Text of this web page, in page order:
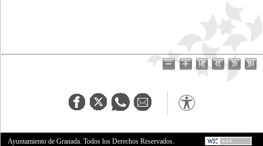
Ayuntamiento de Granada. Todos los Derechos Reservados.